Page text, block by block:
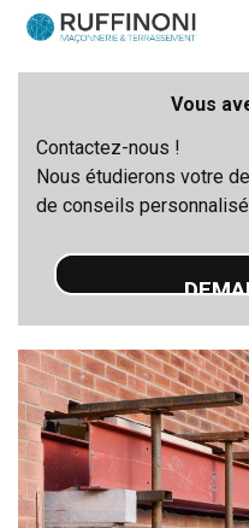
Vous
Contactez-nous !
Nous étudierons votre
de conseils